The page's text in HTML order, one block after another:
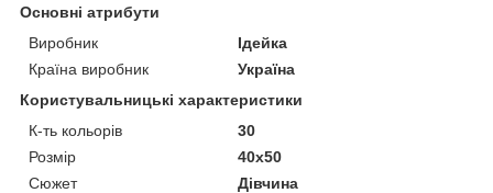
Основні атрибути
Виробник
Ідейка
Країна виробник
Україна
Користувальницькі характеристики
К-ть кольорiв
30
Розмір
40х50
Сюжет
Дівчина